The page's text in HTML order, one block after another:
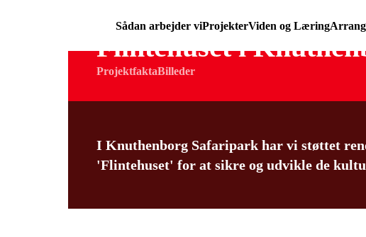
Sådan arbejder viProjekterViden og Læring
Flintehuset i
ProjektfaktaBilleder
I Knuthenborg Safaripark har vi støttet
'Flintehuset' for at sikre og udvikle de